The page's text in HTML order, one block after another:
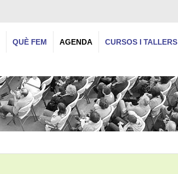
QUÈ FEM AGENDA CURSOS I TALLERS